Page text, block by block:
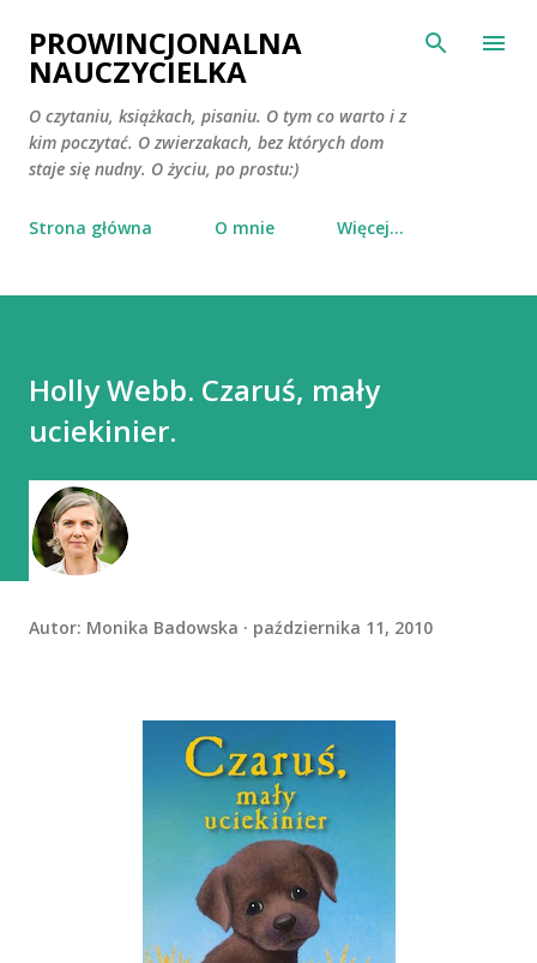
Przejdź do głównej zawartości
PROWINCJONALNA
NAUCZYCIELKA
O czytaniu, książkach, pisaniu. O tym co warto i z
kim poczytać. O zwierzakach, bez których dom
staje się nudny. O życiu, po prostu:)
Strona główna O mnie Więcej…
Holly Webb. Czaruś, mały
uciekinier.
Autor: Monika Badowska października 11, 2010